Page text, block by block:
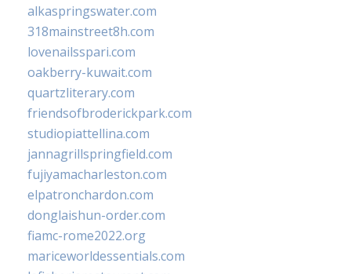
alkaspringswater.com
318mainstreet8h.com
lovenailsspari.com
oakberry-kuwait.com
quartzliterary.com
friendsofbroderickpark.com
studiopiattellina.com
jannagrillspringfield.com
fujiyamacharleston.com
elpatronchardon.com
donglaishun-order.com
fiamc-rome2022.org
mariceworldessentials.com